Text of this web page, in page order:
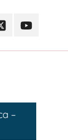
Youtube
–